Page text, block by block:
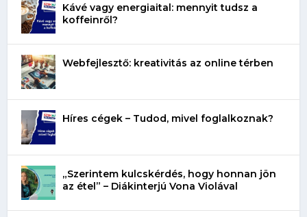
Kávé vagy energiaital: mennyit tudsz a
koffeinről?
Webfejlesztő: kreativitás az online térben
Híres cégek – Tudod, mivel foglalkoznak?
„Szerintem kulcskérdés, hogy honnan jön
az étel” – Diákinterjú Vona Violával